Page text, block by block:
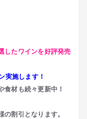
したワインを好評発売
実施します！
材も続々更新中！
割引となります。